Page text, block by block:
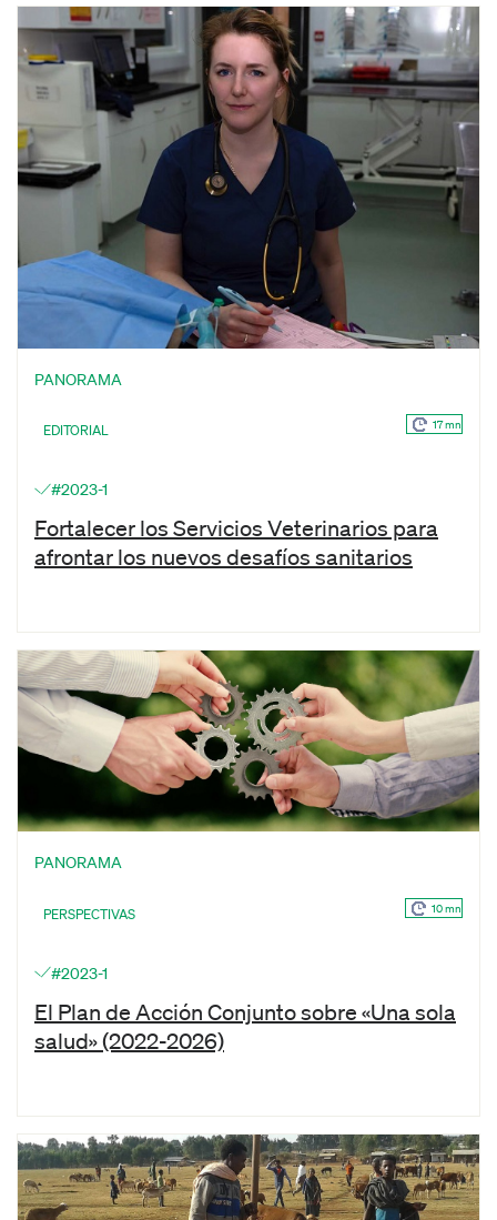
PANORAMA
EDITORIAL 17 mn
#2023-1
Fortalecer los Servicios Veterinarios para
afrontar los nuevos desafíos sanitarios
PANORAMA
PERSPECTIVAS 10 mn
#2023-1
El Plan de Acción Conjunto sobre «Una sola
salud» (2022-2026)